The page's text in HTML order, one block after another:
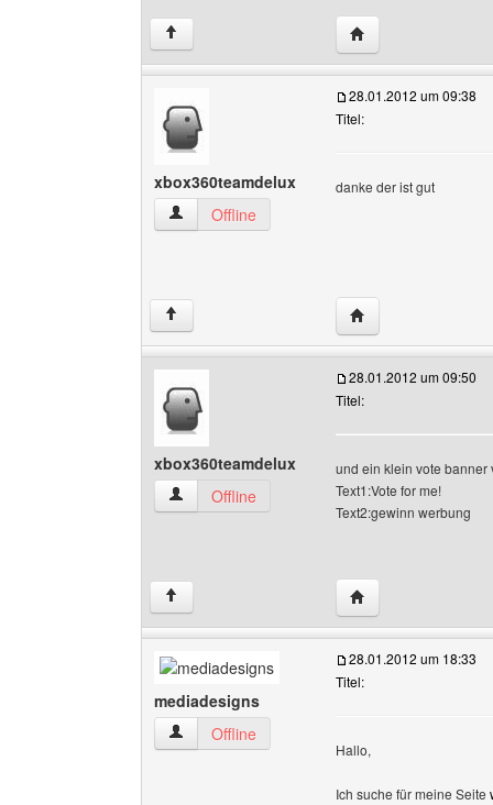
↑ Website dieses
xbox360teamdelux
xbox360teamdelux Benutzer-Profile anzeigen
Offline
28.01.2012 um 09:38
Titel:
danke der ist gut
↑ Website dieses
xbox360teamdelux
xbox360teamdelux Benutzer-Profile anzeigen
Offline
28.01.2012 um 09:50
Titel:
und ein klein vote banner
Text1:Vote for me!
Text2:gewinn werbung
↑ Website dieses
mediadesigns
mediadesigns Benutzer-Profile anzeigen
Offline
28.01.2012 um 18:33
Titel:
Hallo,
Ich suche für meine Seite